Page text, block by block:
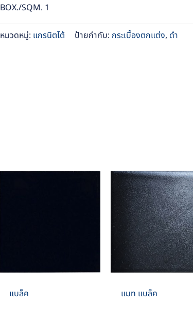
BOX./SQM. 1
หมวดหมู่: แกรนิตโต้ ป้ายกำกับ: กระเบื้องตกแต่ง, ดำ
แบล็ค แมท แบล็ค